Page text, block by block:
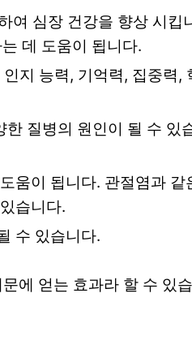
여 심장 건강을 향상 시킵
데 도움이 됩니다.
지 능력, 기억력, 집중력,
질병의 원인이 될 수 있
움이 됩니다. 관절염과 같
습니다.
수 있습니다.
에 얻는 효과라 할 수 있